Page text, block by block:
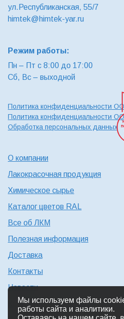
ул.Республиканская, 55/7
himtek@himtek-yar.ru
Режим работы:
Пн – Пт с 8:00 до 17:00
Сб, Вс – выходной
Политика конфиденциальности
Политика конфиденциальности
Обработка персональных данных
О компании
Лакокрасочная продукция
Химическое сырье
Каталог цветов RAL
Все об ЛКМ
Полезная информация
Доставка
Контакты
Новости
Консультация технолога
Мы используем файлы
работы сайта и аналитики.